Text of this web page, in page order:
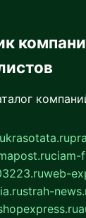
krasotata.ru
ciam-
web-
strah-